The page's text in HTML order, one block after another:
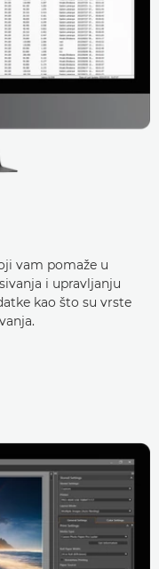
vam pomaže u
i upravljanju
kao što su vrste